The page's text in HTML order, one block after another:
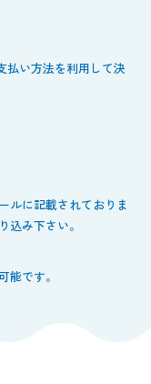
払い方法を利用して決
ルに記載されておりま
込み下さい。
能です。